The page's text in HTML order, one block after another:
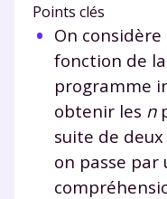
Points clés
On
fonction de
programme
obtenir les n
suite de
on passe par